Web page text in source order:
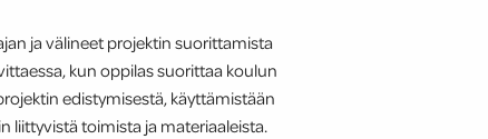
ja välineet projektin suorittamista
kun oppilas suorittaa koulun
edistymisestä, käyttämistään
liittyvistä toimista ja materiaaleista.